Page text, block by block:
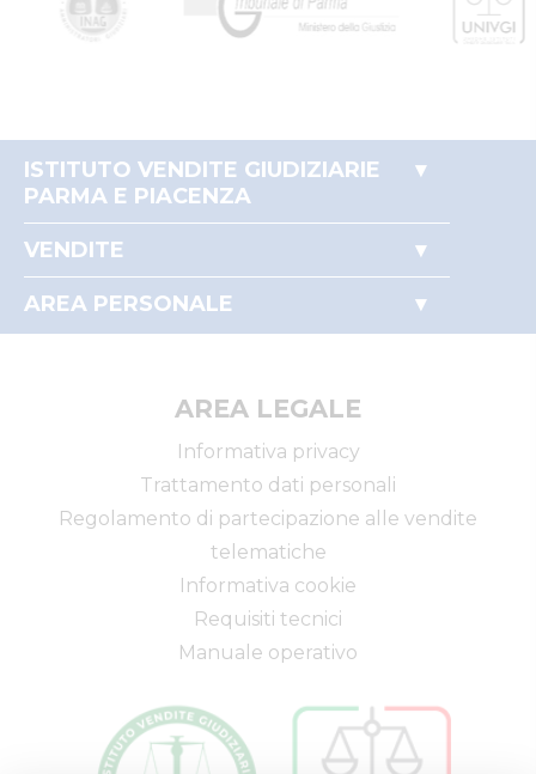
ISTITUTO VENDITE GIUDIZIARIE
PARMA E PIACENZA
Perché comprare all'asta
Partecipare alle aste
VENDITE
Beni mobili
AREA PERSONALE
Il mio profilo
AREA LEGALE
Informativa privacy
Trattamento dati personali
Regolamento di partecipazione alle vendite
telematiche
Informativa cookie
Requisiti tecnici
Manuale operativo